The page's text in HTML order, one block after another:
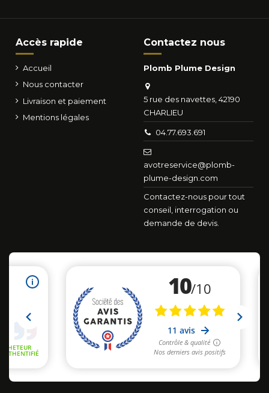
Accès rapide
Accueil
Nous contacter
Livraison et paiement
Mentions légales
Contactez nous
Plomb Plume Design
5 rue des navettes, 42190
CHARLIEU
04.77.693.691
avotreservice@plomb-
plume-design.com
Contactez-nous pour tout
conseil, interrogation ou
demande de devis.